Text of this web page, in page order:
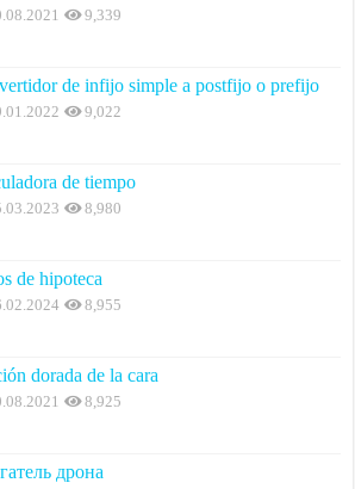
9,339
de infijo simple a postfijo o prefijo
9,022
de tiempo
8,980
de hipoteca
8,955
dorada de la cara
8,925
дрона